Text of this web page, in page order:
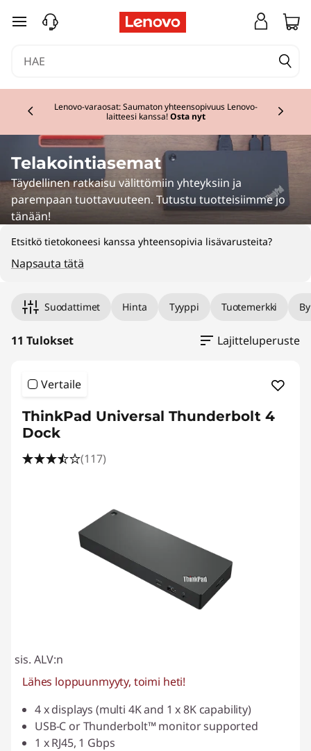
siirry pääsisältöön
Lenovo-varaosat: Saumaton yhteensopivuus Lenovo-
laitteesi kanssa!Osta nyt
Telakointiasemat
Täydellinen ratkaisu välittömiin yhteyksiin ja
parempaan tuottavuuteen. Tutustu tuotteisiimme jo
tänään!
Etsitkö tietokoneesi kanssa yhteensopivia lisävarusteita?
Napsauta tätä
Suodattimet Hinta Tyyppi Tuotemerkki
11 Tulokset Lajitteluperuste
Vertaile
ThinkPad Universal Thunderbolt 4
Dock
(117)
sis. ALV:n
Lähes loppuunmyyty, toimi heti!
4 x displays (multi 4K and 1 x 8K capability)
USB-C or Thunderbolt™ monitor supported
1 x RJ45, 1 Gbps